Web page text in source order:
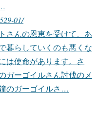
01/
さんの恩恵を受けて、あ
暮らしていくのも悪くな
は使命があります。さ
ガーゴイルさん討伐のメ
のガーゴイルさ…